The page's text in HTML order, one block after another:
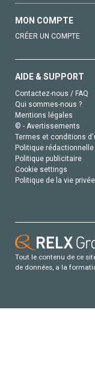
MON COMPTE
CRÉER UN COMPTE
AIDE & SUPPORT
Contactez-nous / FAQ
Qui sommes-nous ?
Mentions légales
© - Avertissements
Termes et conditions
Politique rédactionnelle
Politique publicitaire
Cookie settings
Politique de la vie privée
Tout le contenu de ce
de données, a la